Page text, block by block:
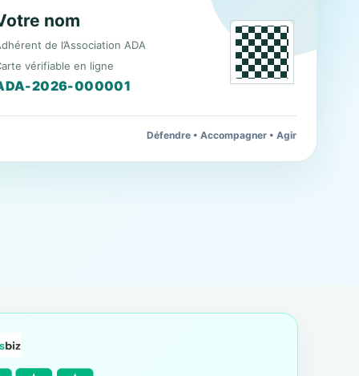
nom
de l’Association ADA
vérifiable en ligne
2026-000001
Défendre • Accompagner • Agir